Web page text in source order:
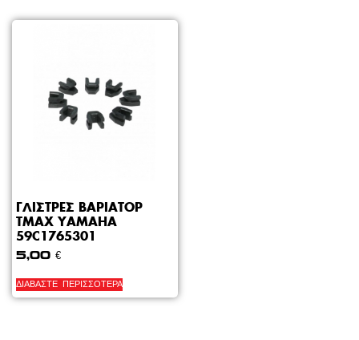
ΓΛΙΣΤΡΕΣ ΒΑΡΙΑΤΟΡ
TMAX YAMAHA
59C1765301
5,00 €
ΔΙΑΒΆΣΤΕ ΠΕΡΙΣΣΌΤΕΡΑ